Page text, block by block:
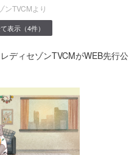
ンTVCMより
表示（4件）
ディセゾンTVCMがWEB先行公